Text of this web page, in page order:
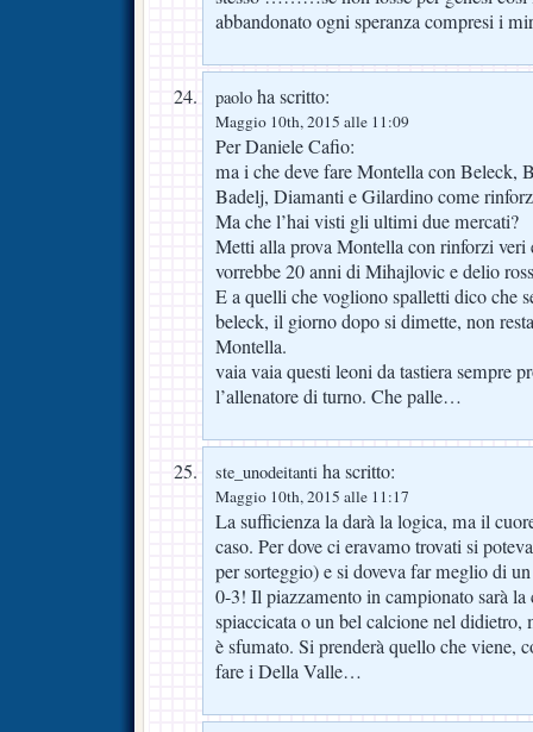
abbandonato ogni speranza compresi i
paolo ha scritto:
Maggio 10th, 2015 alle 11:09
Per Daniele Cafio:
ma i che deve fare Montella con Beleck,
Badelj, Diamanti e Gilardino come
Ma che l’hai visti gli ultimi due mercati?
Metti alla prova Montella con rinforzi veri
vorrebbe 20 anni di Mihajlovic e delio
E a quelli che vogliono spalletti dico che
beleck, il giorno dopo si dimette, non
Montella.
vaia vaia questi leoni da tastiera sempre
l’allenatore di turno. Che palle…
ste_unodeitanti ha scritto:
Maggio 10th, 2015 alle 11:17
La sufficienza la darà la logica, ma il
caso. Per dove ci eravamo trovati si
per sorteggio) e si doveva far meglio di
0-3! Il piazzamento in campionato sarà
spiaccicata o un bel calcione nel
è sfumato. Si prenderà quello che viene,
fare i Della Valle…